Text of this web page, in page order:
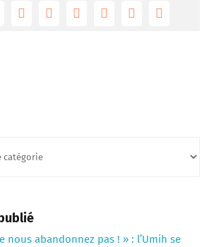
RedditLinkedInTumblrPinterest
Vk Email
nous abandonnez pas ! » : l’Umih se